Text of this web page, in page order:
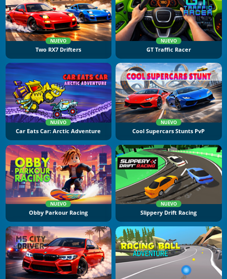
NUEVO
Two RX7 Drifters
NUEVO
GT Traffic Racer
NUEVO
Car Eats Car: Arctic Adventure
NUEVO
Cool Supercars Stunts PvP
NUEVO
Obby Parkour Racing
NUEVO
Slippery Drift Racing